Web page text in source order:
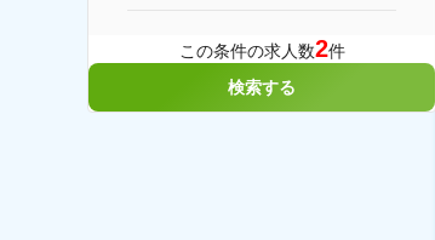
この条件の求人数2件
検索する